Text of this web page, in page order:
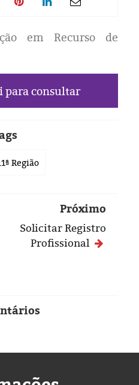
2024
em Recurso de
para consultar
Região
Próximo
Solicitar Registro
Profissional